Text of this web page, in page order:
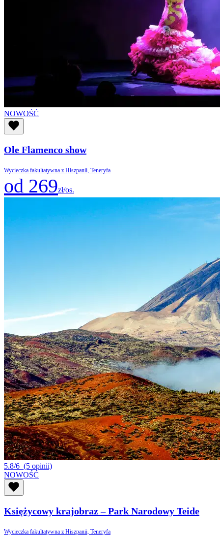
NOWOŚĆ
Ole Flamenco show
Wycieczka fakultatywna z Hiszpanii, Teneryfa
od 269zł/os.
5.8/6 (5 opinii)
NOWOŚĆ
Księżycowy krajobraz – Park Narodowy Teide
Wycieczka fakultatywna z Hiszpanii, Teneryfa